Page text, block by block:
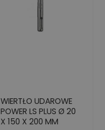
WIERTŁO UDAROWE
POWER LS PLUS Ø 20
X 150 X 200 MM